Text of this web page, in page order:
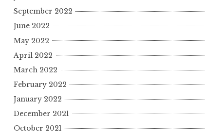
September 2022
June 2022
May 2022
April 2022
March 2022
February 2022
January 2022
December 2021
October 2021